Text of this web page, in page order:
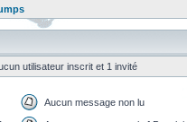
utilisateur inscrit et 1 invité
Aucun message non lu